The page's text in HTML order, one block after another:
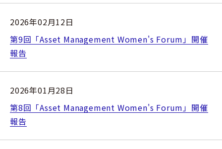
2026年02月12日
第9回「Asset Management Women's Forum」開催
報告
2026年01月28日
第8回「Asset Management Women's Forum」開催
報告